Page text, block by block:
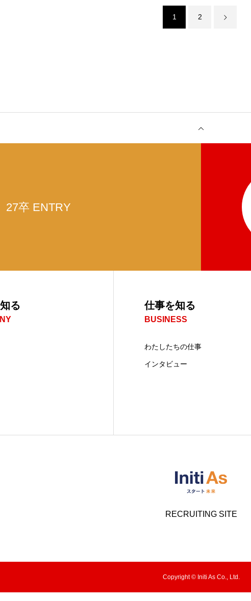
1 2
27卒 ENTRY
る 仕事を知る
BUSINESS
わたしたちの仕事
インタビュー
RECRUITING SITE
Copyright © Initi As Co., Ltd.